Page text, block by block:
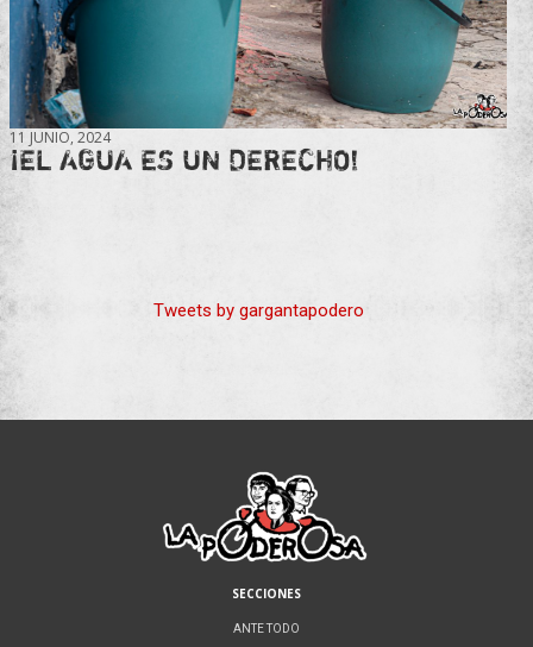
11 JUNIO, 2024
¡EL AGUA ES UN DERECHO!
Tweets by gargantapodero
SECCIONES
ANTE TODO